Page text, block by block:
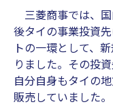
三菱商事では、
後タイの事業投資
トの一環として、
りました。その投
自分自身もタイの
販売していました。